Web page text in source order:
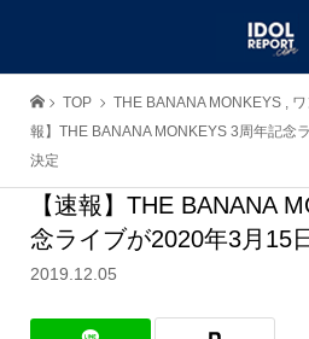
TOP THE BANANA MONKEYS ,
報】THE BANANA MONKEYS 3周年記念
決定
【速報】THE BANANA
念ライブが2020年3月15
2019.12.05